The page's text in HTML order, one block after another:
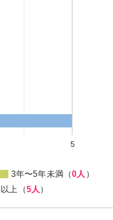
5
3年〜5年未満（0人 ）
上（5人 ）